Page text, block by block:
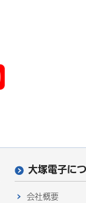
大塚電子に
会社概要